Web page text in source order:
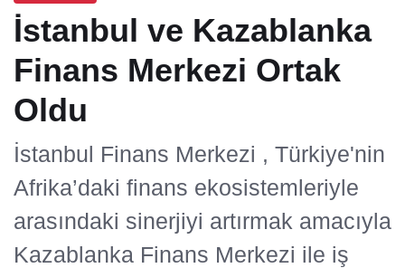
İstanbul ve Kazablanka
Finans Merkezi Ortak
Oldu
İstanbul Finans Merkezi , Türkiye'nin
Afrika’daki finans ekosistemleriyle
arasındaki sinerjiyi artırmak amacıyla
Kazablanka Finans Merkezi ile iş